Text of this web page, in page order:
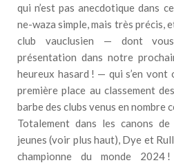
qui n’est pas anecdotique dans
ne-waza simple, mais très précis,
club vauclusien — dont
présentation dans notre
heureux hasard ! — qui s’en
première place au classement
barbe des clubs venus en nombre
Totalement dans les canons
jeunes (voir plus haut), Dye et
championne du monde